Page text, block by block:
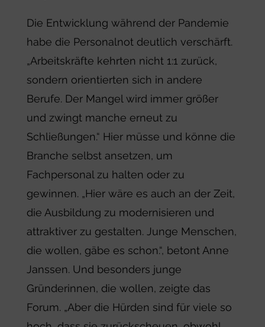
Die Entwicklung während der Pandemie
habe die Personalnot deutlich verschärft.
„Arbeitskräfte kehrten nicht 1:1 zurück,
sondern orientierten sich in andere
Berufe. Der Mangel wird immer größer
und zwingt manche erneut zu
Schließungen.“ Hier müsse und könne die
Branche selbst ansetzen, um
Fachpersonal zu halten oder zu
gewinnen. „Hier wäre es auch an der Zeit,
die Ausbildung zu modernisieren und
attraktiver zu gestalten. Junge Menschen,
die wollen, gäbe es schon.“, betont Anne
Janssen. Und besonders junge
Gründerinnen, die wollen, zeigte das
Forum. „Aber die Hürden sind für viele so